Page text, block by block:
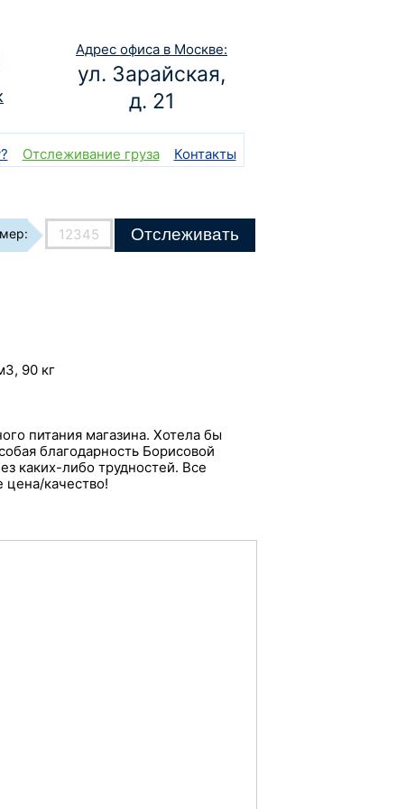
Адрес офиса в Москве:
ул. Зарайская,
д. 21
Отслеживание груза Контакты
Отслеживать
90 кг
питания магазина. Хотела бы
благодарность Борисовой
каких-либо трудностей. Все
цена/качество!